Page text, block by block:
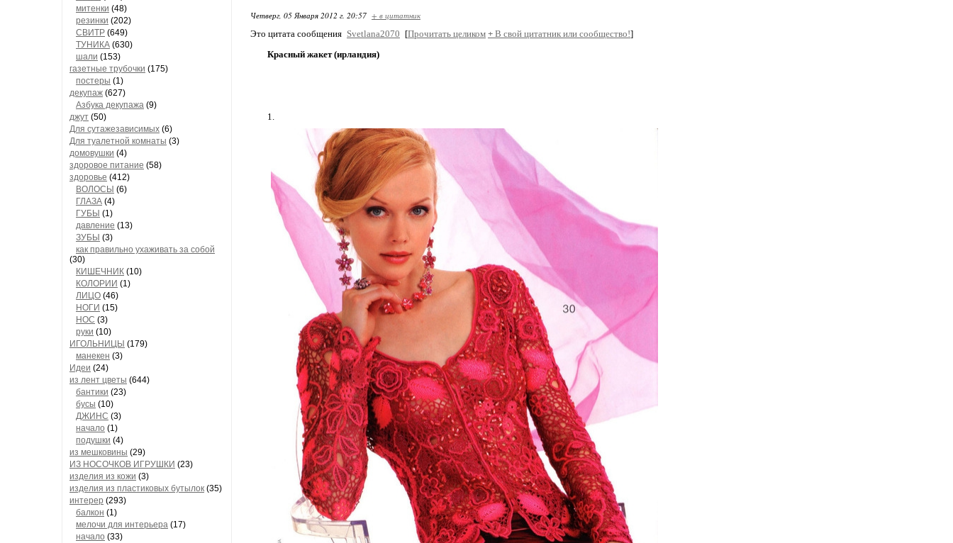
митенки (48)
резинки (202)
СВИТР (649)
ТУНИКА (630)
шали (153)
газетные трубочки (175)
постеры (1)
декупаж (627)
Азбука декупажа (9)
джут (50)
Для сутажезависимых (6)
Для туалетной комнаты (3)
домовушки (4)
здоровое питание (58)
здоровье (412)
ВОЛОСЫ (6)
ГЛАЗА (4)
ГУБЫ (1)
давление (13)
ЗУБЫ (3)
как правильно ухаживать за собой
(30)
КИШЕЧНИК (10)
КОЛОРИИ (1)
ЛИЦО (46)
НОГИ (15)
НОС (3)
руки (10)
ИГОЛЬНИЦЫ (179)
манекен (3)
Идеи (24)
из лент цветы (644)
бантики (23)
бусы (10)
ДЖИНС (3)
начало (1)
подушки (4)
из мешковины (29)
ИЗ НОСОЧКОВ ИГРУШКИ (23)
изделия из кожи (3)
изделия из пластиковых бутылок (35)
интерер (293)
балкон (1)
мелочи для интерьера (17)
начало (33)
Четверг, 05 Января 2012 г. 20:57 + в цитатник
Это цитата сообщения Svetlana2070 [Прочитать целиком + В свой цитатник или сообщество!]
Красный жакет (ирландия)
1.